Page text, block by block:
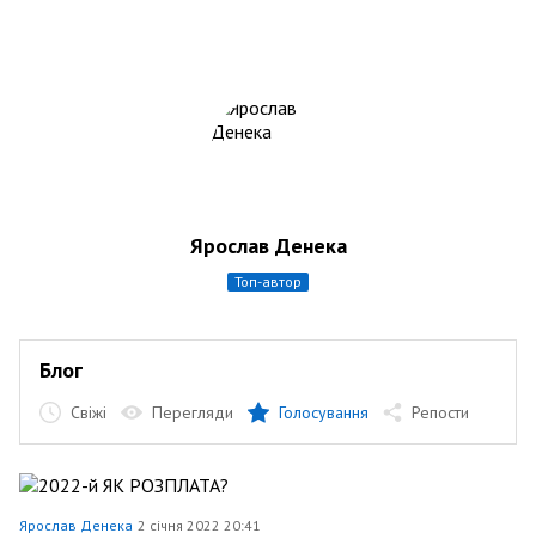
Ярослав Денека
топ-автор
Блог
Свіжі Перегляди Голосування Репости
Ярослав Денека 2 січня 2022 20:41